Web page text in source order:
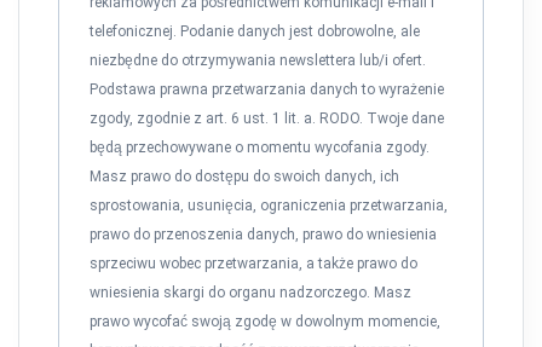
telefonicznej. Podanie danych jest dobrowolne, ale
niezbędne do otrzymywania newslettera lub/i ofert.
Podstawa prawna przetwarzania danych to wyrażenie
zgody, zgodnie z art. 6 ust. 1 lit. a. RODO. Twoje dane
będą przechowywane o momentu wycofania zgody.
Masz prawo do dostępu do swoich danych, ich
sprostowania, usunięcia, ograniczenia przetwarzania,
prawo do przenoszenia danych, prawo do wniesienia
sprzeciwu wobec przetwarzania, a także prawo do
wniesienia skargi do organu nadzorczego. Masz
prawo wycofać swoją zgodę w dowolnym momencie,